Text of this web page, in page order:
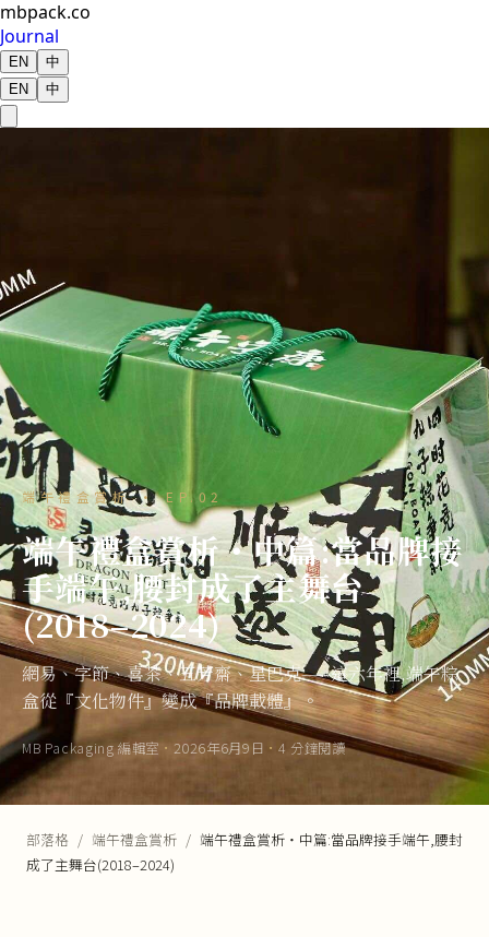
mbpack.co
Journal
EN
中
EN
中
端午禮盒賞析 · EP.02
端午禮盒賞析・中篇:當品牌接
手端午,腰封成了主舞台
(2018–2024)
網易、字節、喜茶、五芳齋、星巴克——這六年裡,端午粽
盒從『文化物件』變成『品牌載體』。
MB Packaging 編輯室 · 2026年6月9日 · 4 分鐘閱讀
部落格 / 端午禮盒賞析 / 端午禮盒賞析・中篇:當品牌接手端午,腰封
成了主舞台(2018–2024)